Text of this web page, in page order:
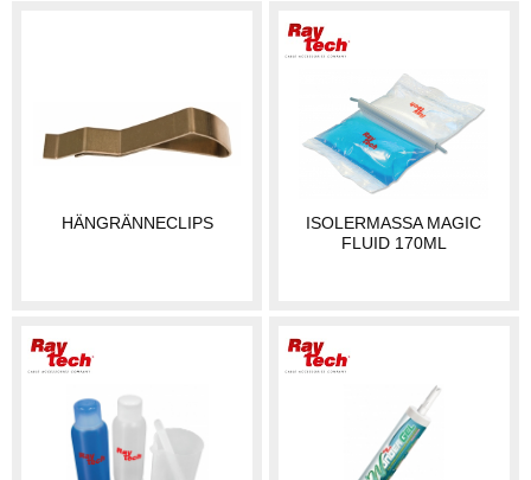
HÄNGRÄNNECLIPS
ISOLERMASSA MAGIC
FLUID 170ML